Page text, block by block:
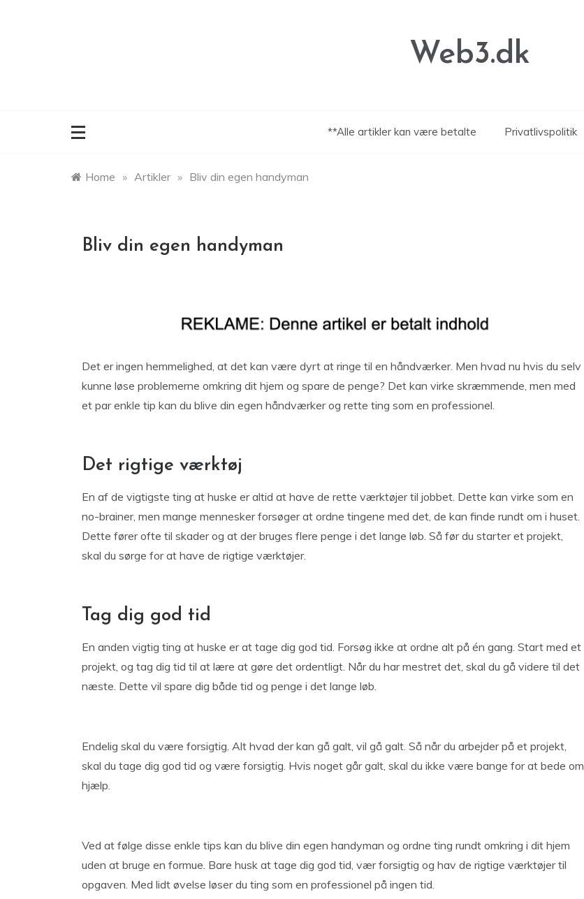
Web3.dk
**Alle artikler kan være betalte Privatlivspolitik
Home » Artikler » Bliv din egen handyman
Bliv din egen handyman
Det er ingen hemmelighed, at det kan være dyrt at ringe til en håndværker. Men hvad nu hvis du selv
kunne løse problemerne omkring dit hjem og spare de penge? Det kan virke skræmmende, men med
et par enkle tip kan du blive din egen håndværker og rette ting som en professionel.
Det rigtige værktøj
En af de vigtigste ting at huske er altid at have de rette værktøjer til jobbet. Dette kan virke som en
no-brainer, men mange mennesker forsøger at ordne tingene med det, de kan finde rundt om i huset.
Dette fører ofte til skader og at der bruges flere penge i det lange løb. Så før du starter et projekt,
skal du sørge for at have de rigtige værktøjer.
Tag dig god tid
En anden vigtig ting at huske er at tage dig god tid. Forsøg ikke at ordne alt på én gang. Start med et
projekt, og tag dig tid til at lære at gøre det ordentligt. Når du har mestret det, skal du gå videre til det
næste. Dette vil spare dig både tid og penge i det lange løb.
Endelig skal du være forsigtig. Alt hvad der kan gå galt, vil gå galt. Så når du arbejder på et projekt,
skal du tage dig god tid og være forsigtig. Hvis noget går galt, skal du ikke være bange for at bede om
hjælp.
Ved at følge disse enkle tips kan du blive din egen handyman og ordne ting rundt omkring i dit hjem
uden at bruge en formue. Bare husk at tage dig god tid, vær forsigtig og hav de rigtige værktøjer til
opgaven. Med lidt øvelse løser du ting som en professionel på ingen tid.